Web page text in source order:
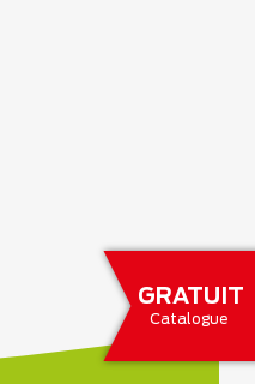
GRATUIT
Catalogue